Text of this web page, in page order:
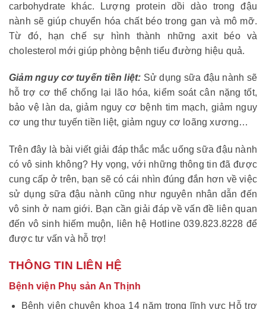
carbohydrate khác. Lượng protein dồi dào trong đậu
nành sẽ giúp chuyển hóa chất béo trong gan và mô mỡ.
Từ đó, hạn chế sự hình thành những axit béo và
cholesterol mới giúp phòng bệnh tiểu đường hiệu quả.
Giảm nguy cơ tuyến tiền liệt: Sử dụng sữa đậu nành sẽ
hỗ trợ cơ thể chống lại lão hóa, kiểm soát cân nặng tốt,
bảo vệ làn da, giảm nguy cơ bệnh tim mạch, giảm nguy
cơ ung thư tuyến tiền liệt, giảm nguy cơ loãng xương…
Trên đây là bài viết giải đáp thắc mắc uống sữa đậu nành
có vô sinh không? Hy vọng, với những thông tin đã được
cung cấp ở trên, bạn sẽ có cái nhìn đúng đắn hơn về việc
sử dụng sữa đậu nành cũng như nguyên nhân dẫn đến
vô sinh ở nam giới. Bạn cần giải đáp về vấn đề liên quan
đến vô sinh hiếm muộn, liên hệ Hotline 039.823.8228 để
được tư vấn và hỗ trợ!
THÔNG TIN LIÊN HỆ
Bệnh viện Phụ sản An Thịnh
Bệnh viện chuyên khoa 14 năm trong lĩnh vực Hỗ trợ